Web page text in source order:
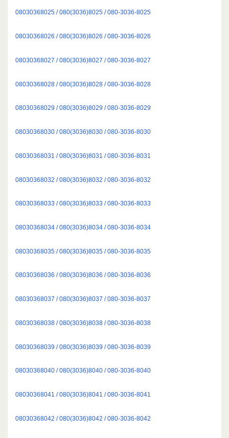
08030368025 / 080(3036)8025 / 080-3036-8025
08030368026 / 080(3036)8026 / 080-3036-8026
08030368027 / 080(3036)8027 / 080-3036-8027
08030368028 / 080(3036)8028 / 080-3036-8028
08030368029 / 080(3036)8029 / 080-3036-8029
08030368030 / 080(3036)8030 / 080-3036-8030
08030368031 / 080(3036)8031 / 080-3036-8031
08030368032 / 080(3036)8032 / 080-3036-8032
08030368033 / 080(3036)8033 / 080-3036-8033
08030368034 / 080(3036)8034 / 080-3036-8034
08030368035 / 080(3036)8035 / 080-3036-8035
08030368036 / 080(3036)8036 / 080-3036-8036
08030368037 / 080(3036)8037 / 080-3036-8037
08030368038 / 080(3036)8038 / 080-3036-8038
08030368039 / 080(3036)8039 / 080-3036-8039
08030368040 / 080(3036)8040 / 080-3036-8040
08030368041 / 080(3036)8041 / 080-3036-8041
08030368042 / 080(3036)8042 / 080-3036-8042